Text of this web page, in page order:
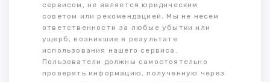
сервисом, не является юридическим
советом или рекомендацией. Мы не несем
ответственности за любые убытки или
ущерб, возникшие в результате
использования нашего сервиса.
Пользователи должны самостоятельно
проверять информацию, полученную через